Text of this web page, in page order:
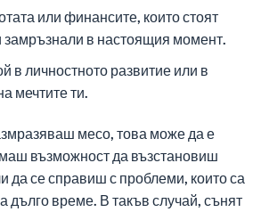
или финансите, които стоят
замръзнали в настоящия момент.
в личностното развитие или в
мечтите ти.
месо, това може да е
възможност да възстановиш
да се справиш с проблеми, които са
дълго време. В такъв случай, сънят